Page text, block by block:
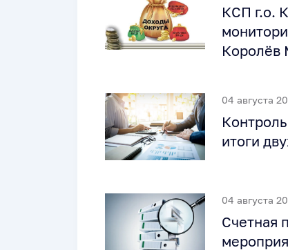
КСП г.о.
Королёв
04 августа
итоги
04 августа
Счетная